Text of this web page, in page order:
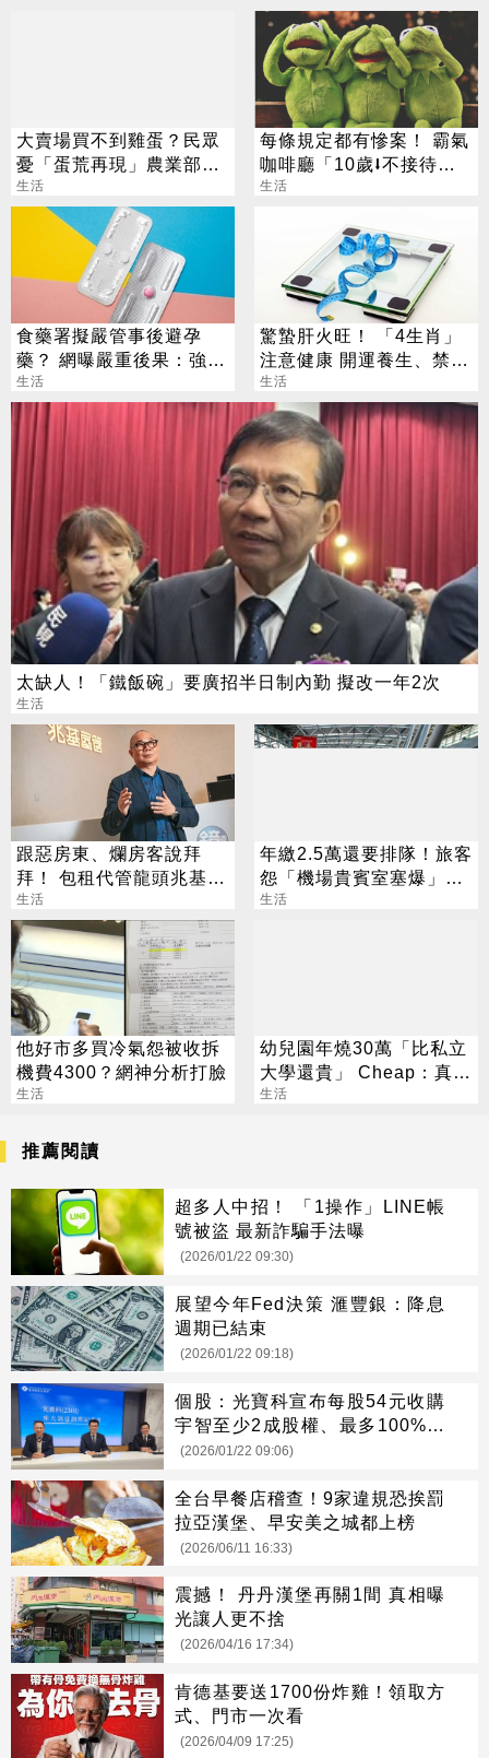
大賣場買不到雞蛋？民眾
憂「蛋荒再現」農業部回
應了
生活
每條規定都有慘案！ 霸氣
咖啡廳「10歲⭣不接待」
萬人狂讚
生活
食藥署擬嚴管事後避孕
藥？ 網曝嚴重後果：強迫
中獎當媽
生活
驚蟄肝火旺！ 「4生肖」
注意健康 開運養生、禁忌
一次看
生活
太缺人！「鐵飯碗」要廣招半日制內勤 擬改一年2次
生活
跟惡房東、爛房客說拜
拜！ 包租代管龍頭兆基董
座：未來十年是黃金期
生活
年繳2.5萬還要排隊！旅客
怨「機場貴賓室塞爆」一
票人共鳴
生活
他好市多買冷氣怨被收拆
機費4300？網神分析打臉
生活
幼兒園年燒30萬「比私立
大學還貴」 Cheap：真心
敬佩願意生
生活
推薦閱讀
超多人中招！ 「1操作」LINE帳
號被盜 最新詐騙手法曝
(2026/01/22 09:30)
展望今年Fed決策 滙豐銀：降息
週期已結束
(2026/01/22 09:18)
個股：光寶科宣布每股54元收購
宇智至少2成股權、最多100%，
強化5G及AI布局
(2026/01/22 09:06)
全台早餐店稽查！9家違規恐挨罰
拉亞漢堡、早安美之城都上榜
(2026/06/11 16:33)
震撼！ 丹丹漢堡再關1間 真相曝
光讓人更不捨
(2026/04/16 17:34)
肯德基要送1700份炸雞！領取方
式、門市一次看
(2026/04/09 17:25)